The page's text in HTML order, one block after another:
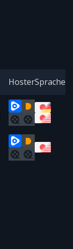
HosterSprache